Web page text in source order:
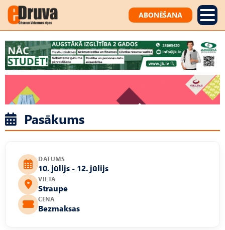
ABONĒŠANA
Pasākums
DATUMS
10. jūlijs - 12. jūlijs
VIETA
Straupe
CENA
Bezmaksas